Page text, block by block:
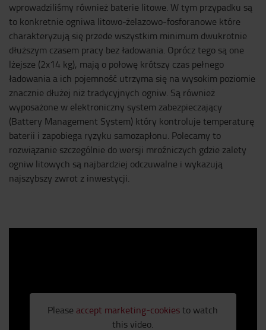
wprowadziliśmy również baterie litowe. W tym przypadku są
to konkretnie ogniwa litowo-żelazowo-fosforanowe które
charakteryzują się przede wszystkim minimum dwukrotnie
dłuższym czasem pracy bez ładowania. Oprócz tego są one
lżejsze (2x14 kg), mają o połowę krótszy czas pełnego
ładowania a ich pojemność utrzyma się na wysokim poziomie
znacznie dłużej niż tradycyjnych ogniw. Są również
wyposażone w elektroniczny system zabezpieczający
(Battery Management System) który kontroluje temperaturę
baterii i zapobiega ryzyku samozapłonu. Polecamy to
rozwiązanie szczególnie do wersji mroźniczych gdzie zalety
ogniw litowych są najbardziej odczuwalne i wykazują
najszybszy zwrot z inwestycji.
Please accept marketing-cookiesto watch
this video.